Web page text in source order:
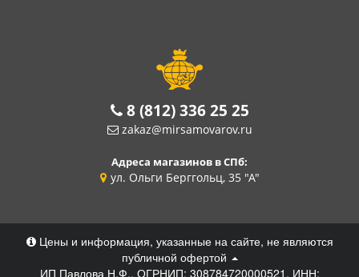
8 (812) 336 25 25
zakaz@mirsamovarov.ru
Адреса магазинов в СПб:
ул. Ольги Берггольц, 35 "А"
Цены и информация, указанные на сайте, не являются
публичной офертой
ИП Павлова Н.Ф., ОГРНИП: 308784720000521, ИНН: